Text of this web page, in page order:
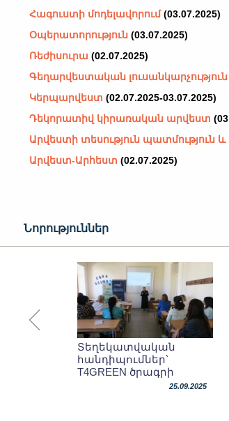
Հագուստի մոդելավորում(03.07.2025)
Օպերատորություն (03.07.2025)
Ռեժիսուրա (02.07.2025)
Գեղարվեստական լուսանկարչություն
Կերպարվեստ (02.07.2025-03.07.2025)
Դեկորատիվ կիրառական արվեստ
Արվեստի տեսություն պատմություն
Արվեստ-Արհեստ (02.07.2025)
Նորություններ
Տեղեկատվական
հանդիպումներ՝
T4GREEN ծրագրի
25.09.2025